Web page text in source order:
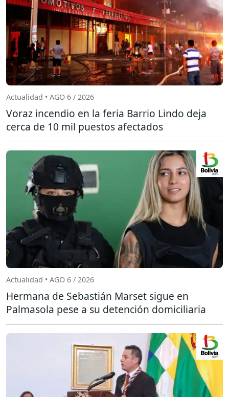
Actualidad • AGO 6 / 2026
Voraz incendio en la feria Barrio Lindo deja
cerca de 10 mil puestos afectados
Actualidad • AGO 6 / 2026
Hermana de Sebastián Marset sigue en
Palmasola pese a su detención domiciliaria